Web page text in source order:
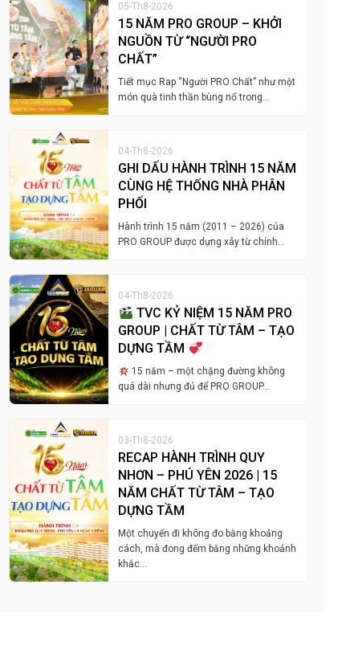
05-Th8-2026
15 NĂM PRO GROUP – KHỞI
NGUỒN TỪ “NGƯỜI PRO
CHẤT”
Tiết mục Rap “Người PRO Chất” như một
món quà tinh thần bùng nổ trong…
04-Th8-2026
GHI DẤU HÀNH TRÌNH 15 NĂM
CÙNG HỆ THỐNG NHÀ PHÂN
PHỐI
Hành trình 15 năm (2011 – 2026) của
PRO GROUP được dựng xây từ chính…
04-Th8-2026
TVC KỶ NIỆM 15 NĂM PRO
GROUP | CHẤT TỪ TÂM – TẠO
DỰNG TẦM
15 năm – một chặng đường không
quá dài nhưng đủ để PRO GROUP…
03-Th8-2026
RECAP HÀNH TRÌNH QUY
NHƠN – PHÚ YÊN 2026 | 15
NĂM CHẤT TỪ TÂM – TẠO
DỰNG TẦM
Một chuyến đi không đo bằng khoảng
cách, mà đong đếm bằng những khoảnh
khắc…